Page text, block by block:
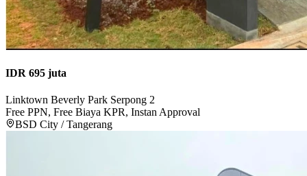
IDR 695 juta
Linktown Beverly Park Serpong 2
Free PPN, Free Biaya KPR, Instan Approval
BSD City / Tangerang